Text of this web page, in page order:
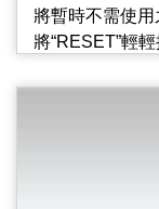
將暫時不需使
將“RESET”輕
2.獨立迴路附燈
每個插座皆有
可單獨關閉,毋